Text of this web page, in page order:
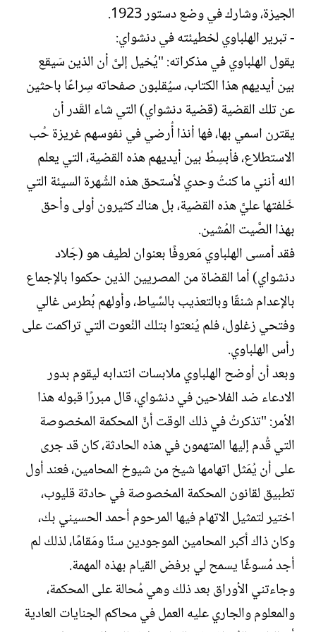
الجيزة، وشارك في وضع دستور 1923.
- تبرير الهلباوي لخطيئته في دنشواي:
يقول الهلباوي في مذكراته: "يُخيل إلىَّ أن الذين سَيقع
بين أيديهم هذا الكتاب، سيُقلبون صفحاته سِراعًا باحثين
عن تلك القضية (قضية دنشواي) التي شاء القَدر أن
يقترن اسمي بها، فها أنذا أُرضي في نفوسهم غريزة حُب
الاستطلاع، فأبسِطُ بين أيديهم هذه القضية، التي يعلم
الله أنني ما كنتُ وحدي لأستحق هذه الشُهرة السيئة التي
خَلفتها عليَّ هذه القضية، بل هناك كثيرون أولى وأحق
بهذا الصَّيت المُشين.
فقد أمسى الهلباوي مَعروفًا بعنوان لطيف هو (جَلاد
دنشواي) أما القضاة من المصريين الذين حكموا بالإجماع
بالإعدام شنقًا وبالتعذيب بالسِّياط، وأولهم بُطرس غالي
وفتحي زغلول، فلم يُنعتوا بتلك النُعوت التي تراكمت على
رأس الهلباوي.
وبعد أن أوضح الهلباوي ملابسات انتدابه ليقوم بدور
الادعاء ضد الفلاحين في دنشواي، قال مبررًا قبوله هذا
الأمر: "تذكرتُ في ذلك الوقت أنَّ المحكمة المخصوصة
التي قُدم إليها المتهمون في هذه الحادثة، كان قد جرى
على أن يُمَثل اتهامها شيخ من شيوخ المحامين، فعند أول
تطبيق لقانون المحكمة المخصوصة في حادثة قليوب،
اختير لتمثيل الاتهام فيها المرحوم أحمد الحسيني بك،
وكان ذاك أكبر المحامين الموجودين سنًا ومَقامًا، لذلك لم
أجد مُسوغًا يسمح لي برفض القيام بهذه المهمة.
وجاءتني الأوراق بعد ذلك وهي مُحالة على المحكمة،
والمعلوم والجاري عليه العمل في محاكم الجنايات العادية